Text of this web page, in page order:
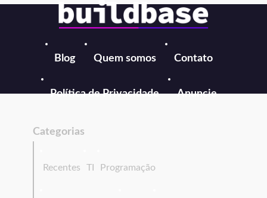
Blog Quem somos Contato
Política de Privacidade Anuncie
Categorias
Recentes TI Programação